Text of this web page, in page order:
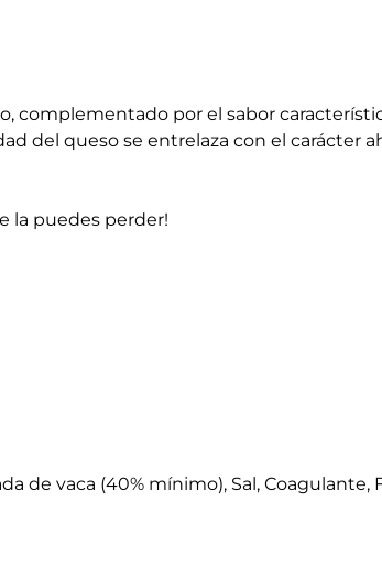
complementado por el sabor
del queso se entrelaza con el carácter
la puedes perder!
de vaca (40% mínimo), Sal,